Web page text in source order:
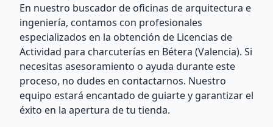
En nuestro buscador de oficinas de arquitectura e
ingeniería, contamos con profesionales
especializados en la obtención de Licencias de
Actividad para charcuterías en Bétera (Valencia). Si
necesitas asesoramiento o ayuda durante este
proceso, no dudes en contactarnos. Nuestro
equipo estará encantado de guiarte y garantizar el
éxito en la apertura de tu tienda.